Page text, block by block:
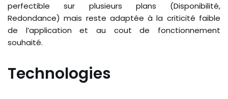
perfectible sur plusieurs plans (Disponibilité,
Redondance) mais reste adaptée à la criticité faible
de l’application et au cout de fonctionnement
souhaité.
Technologies